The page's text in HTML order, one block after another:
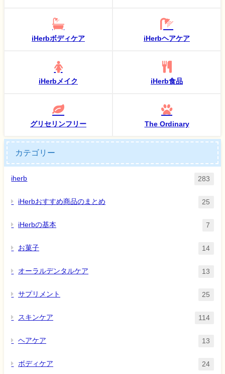
iHerbボディケア iHerbヘアケア
iHerbメイク iHerb食品
グリセリンフリー The Ordinary
カテゴリー
iherb 283
iHerbおすすめ商品のまとめ 25
iHerbの基本 7
お菓子 14
オーラルデンタルケア 13
サプリメント 25
スキンケア 114
ヘアケア 13
ボディケア 24